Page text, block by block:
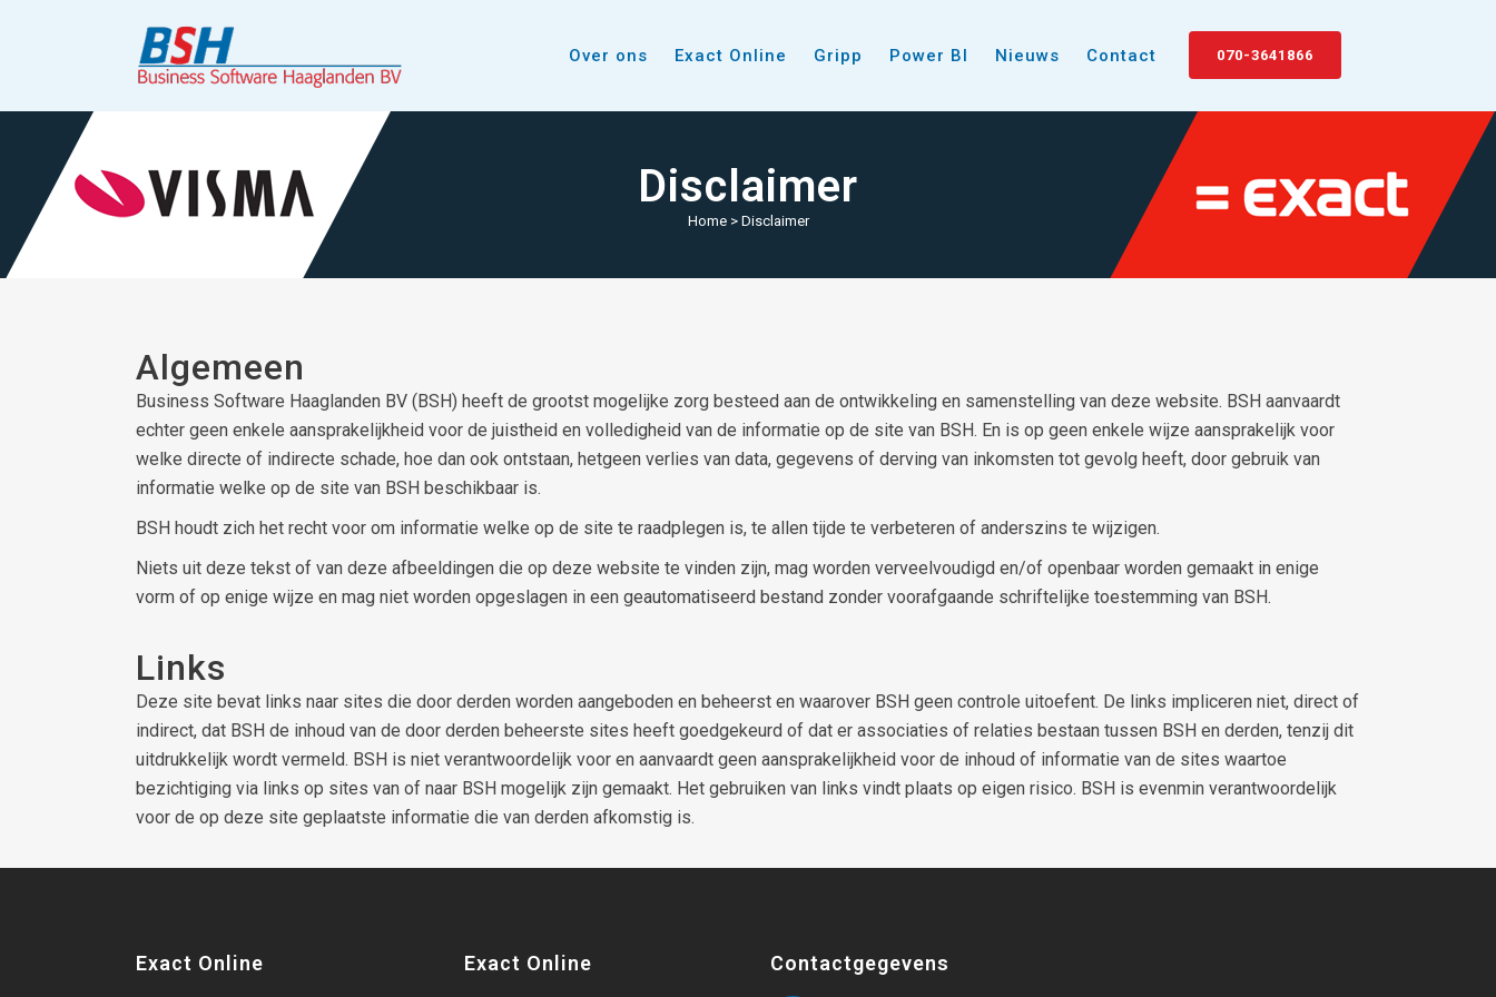
070-3641866
Over ons Exact Online Gripp Power BI Nieuws Contact
Disclaimer
Home> Disclaimer
Algemeen
Business Software Haaglanden BV (BSH) heeft de grootst mogelijke zorg besteed aan de ontwikkeling en samenstelling van deze website. BSH aanvaardt
echter geen enkele aansprakelijkheid voor de juistheid en volledigheid van de informatie op de site van BSH. En is op geen enkele wijze aansprakelijk voor
welke directe of indirecte schade, hoe dan ook ontstaan, hetgeen verlies van data, gegevens of derving van inkomsten tot gevolg heeft, door gebruik van
informatie welke op de site van BSH beschikbaar is.
BSH houdt zich het recht voor om informatie welke op de site te raadplegen is, te allen tijde te verbeteren of anderszins te wijzigen.
Niets uit deze tekst of van deze afbeeldingen die op deze website te vinden zijn, mag worden verveelvoudigd en/of openbaar worden gemaakt in enige
vorm of op enige wijze en mag niet worden opgeslagen in een geautomatiseerd bestand zonder voorafgaande schriftelijke toestemming van BSH.
Links
Deze site bevat links naar sites die door derden worden aangeboden en beheerst en waarover BSH geen controle uitoefent. De links impliceren niet, direct of
indirect, dat BSH de inhoud van de door derden beheerste sites heeft goedgekeurd of dat er associaties of relaties bestaan tussen BSH en derden, tenzij dit
uitdrukkelijk wordt vermeld. BSH is niet verantwoordelijk voor en aanvaardt geen aansprakelijkheid voor de inhoud of informatie van de sites waartoe
bezichtiging via links op sites van of naar BSH mogelijk zijn gemaakt. Het gebruiken van links vindt plaats op eigen risico. BSH is evenmin verantwoordelijk
voor de op deze site geplaatste informatie die van derden afkomstig is.
Exact Online Exact Online Contactgegevens